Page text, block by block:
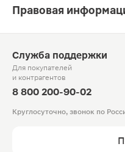
Правовая
Служба поддержки
Для покупателей
и контрагентов
8 800 200-90-02
Круглосуточно, звонок по